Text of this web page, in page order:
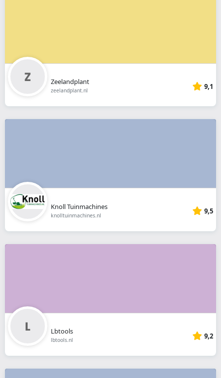
Zeelandplant
zeelandplant.nl 9,1
Knoll Tuinmachines
knolltuinmachines.nl 9,5
Lbtools
lbtools.nl 9,2